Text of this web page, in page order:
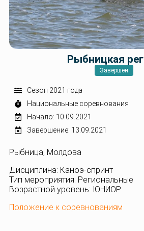
Рыбницкая
Завершен
Сезон 2021 года
Национальные соревнования
Начало: 10.09.2021
Завершение: 13.09.2021
Рыбница, Молдова
Дисциплина: Каноэ-спринт
Тип мероприятия: Региональные
Возрастной уровень: ЮНИОР
Положение к соревнованиям